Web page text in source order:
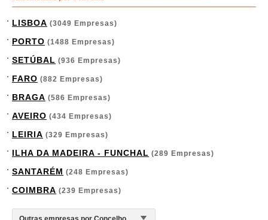
LISBOA (3049 Empresas)
PORTO (1488 Empresas)
SETÚBAL (936 Empresas)
FARO (882 Empresas)
BRAGA (586 Empresas)
AVEIRO (434 Empresas)
LEIRIA (329 Empresas)
ILHA DA MADEIRA - FUNCHAL (289 Empresas)
SANTARÉM (248 Empresas)
COIMBRA (239 Empresas)